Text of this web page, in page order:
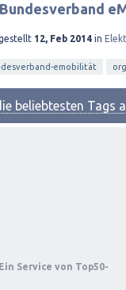
12, Feb 2014 in
emobilität
beliebtesten Tags
Service von Top50-